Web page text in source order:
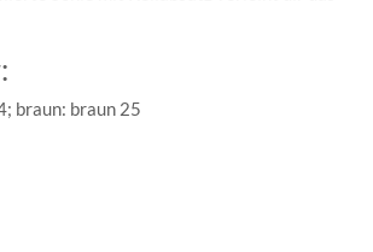
braun: braun 25